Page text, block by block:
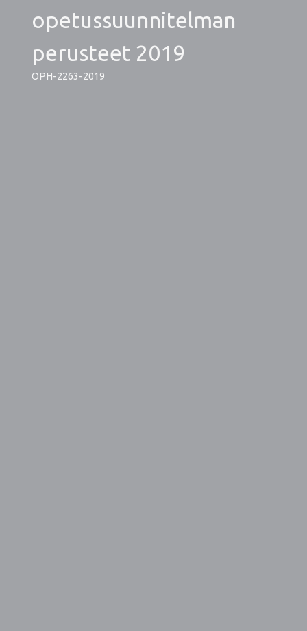
opetussuunnitelman
perusteet 2019
OPH-2263-2019